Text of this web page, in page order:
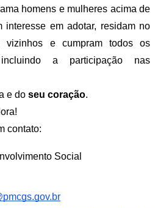
homens e mulheres acima de
interesse em adotar, residam no
vizinhos e cumpram todos os
a participação nas
e do seu coração.
contato:
Social